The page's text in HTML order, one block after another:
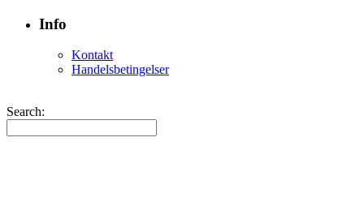
Info
Kontakt
Handelsbetingelser
Search: